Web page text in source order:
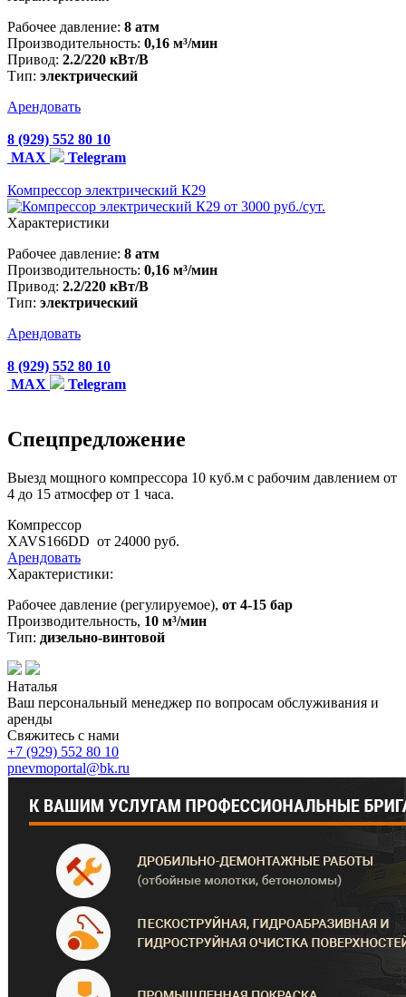
Рабочее давление: 8 атм
Производительность: 0,16 м³/мин
Привод: 2.2/220 кВт/В
Тип: электрический
Арендовать
8 (929) 552 80 10
MAX
Telegram
Компрессор электрический К29
от 3000 руб./сут.
Характеристики
Рабочее давление: 8 атм
Производительность: 0,16 м³/мин
Привод: 2.2/220 кВт/В
Тип: электрический
Арендовать
8 (929) 552 80 10
MAX
Telegram
Спецпредложение
Выезд мощного компрессора 10 куб.м с рабочим давлением от
4 до 15 атмосфер от 1 часа.
Компрессор
XAVS166DD от 24000 руб.
Арендовать
Характеристики:
Рабочее давление (регулируемое), от 4-15 бар
Производительность, 10 м³/мин
Тип: дизельно-винтовой
Наталья
Ваш персональный менеджер по вопросам обслуживания и
аренды
Свяжитесь с нами
+7 (929) 552 80 10
pnevmoportal@bk.ru